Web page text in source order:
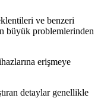
ve benzeri
büyük problemlerinden
erişmeye
detaylar genellikle